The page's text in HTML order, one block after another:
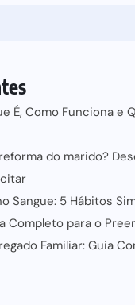
É, Como Funciona e
do marido?
Sangue: 5 Hábitos
Completo para o
Familiar: Guia